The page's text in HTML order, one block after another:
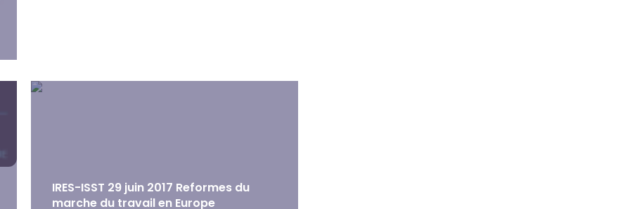
IRES-ISST 29 juin 2017 Reformes du
marche du travail en Europe